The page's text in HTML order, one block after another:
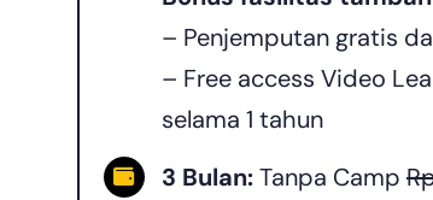
– Penjemputan gratis
– Free access Video
selama 1 tahun
3 Bulan:Tanpa Camp